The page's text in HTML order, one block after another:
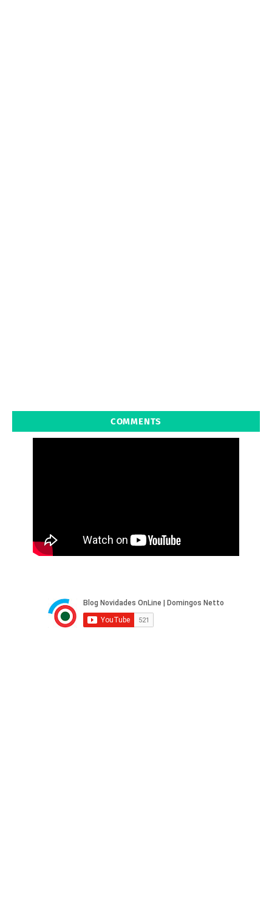
COMMENTS